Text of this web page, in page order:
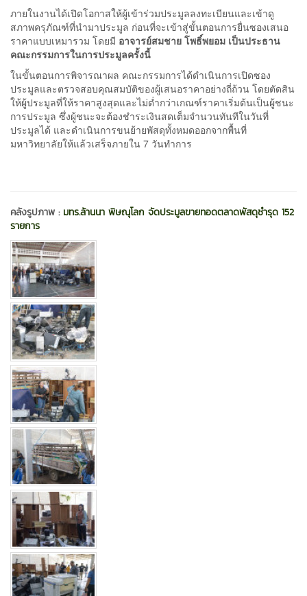
ภายในงานได้เปิดโอกาสให้ผู้เข้าร่วมประมูลลงทะเบียนและเข้าดู
สภาพครุภัณฑ์ที่นำมาประมูล ก่อนที่จะเข้าสู่ขั้นตอนการยื่นซองเสนอ
ราคาแบบเหมารวม โดยมี อาจารย์สมชาย โพธิ์พยอม เป็นประธาน
คณะกรรมการในการประมูลครั้งนี้
ในขั้นตอนการพิจารณาผล คณะกรรมการได้ดำเนินการเปิดซอง
ประมูลและตรวจสอบคุณสมบัติของผู้เสนอราคาอย่างถี่ถ้วน โดยตัดสิน
ให้ผู้ประมูลที่ให้ราคาสูงสุดและไม่ต่ำกว่าเกณฑ์ราคาเริ่มต้นเป็นผู้ชนะ
การประมูล ซึ่งผู้ชนะจะต้องชำระเงินสดเต็มจำนวนทันทีในวันที่
ประมูลได้ และดำเนินการขนย้ายพัสดุทั้งหมดออกจากพื้นที่
มหาวิทยาลัยให้แล้วเสร็จภายใน 7 วันทำการ
คลังรูปภาพ : มทร.ล้านนา พิษณุโลก จัดประมูลขายทอดตลาดพัสดุชำรุด 152
รายการ